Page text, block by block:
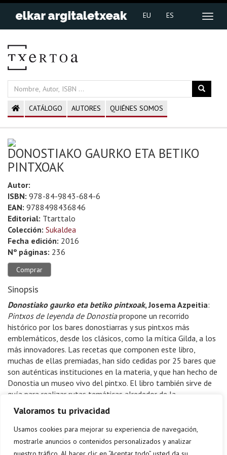
Valoramos tu privacidad
Usamos cookies para mejorar su experiencia de navegación,
mostrarle anuncios o contenidos personalizados y analizar
EU ES
CATÁLOGO AUTORES QUIÉNES SOMOS
DONOSTIAKO GAURKO ETA BETIKO
PINTXOAK
Autor:
ISBN: 978-84-9843-684-6
EAN: 9788498436846
Editorial: Ttarttalo
Colección: Sukaldea
Fecha edición: 2016
Nº páginas: 236
Comprar
Sinopsis
Donostiako gaurko eta betiko pintxoak, Josema Azpeitia:
Pintxos de leyenda de Donostiapropone un recorrido
histórico por los bares donostiarras y sus pintxos más
emblemáticos, desde los clásicos, como la mítica Gilda, a los
más innovadores. Las recetas que componen este libro,
muchas de ellas premiadas, han sido cedidas por 25 bares que
son auténticas instituciones en la materia, y que han hecho de
Donostia un museo vivo del pintxo. El libro también sirve de
guía para realizar rutas temáticas alrededor de la
gastronomía en miniatura donostiarra.
Donostianace con la vocación de ser la mejor guía y
acompañante de quien quiera cocinar o recorrer, descubrir y
degustar el pintxo, sea en casa o en la barra de un bar.